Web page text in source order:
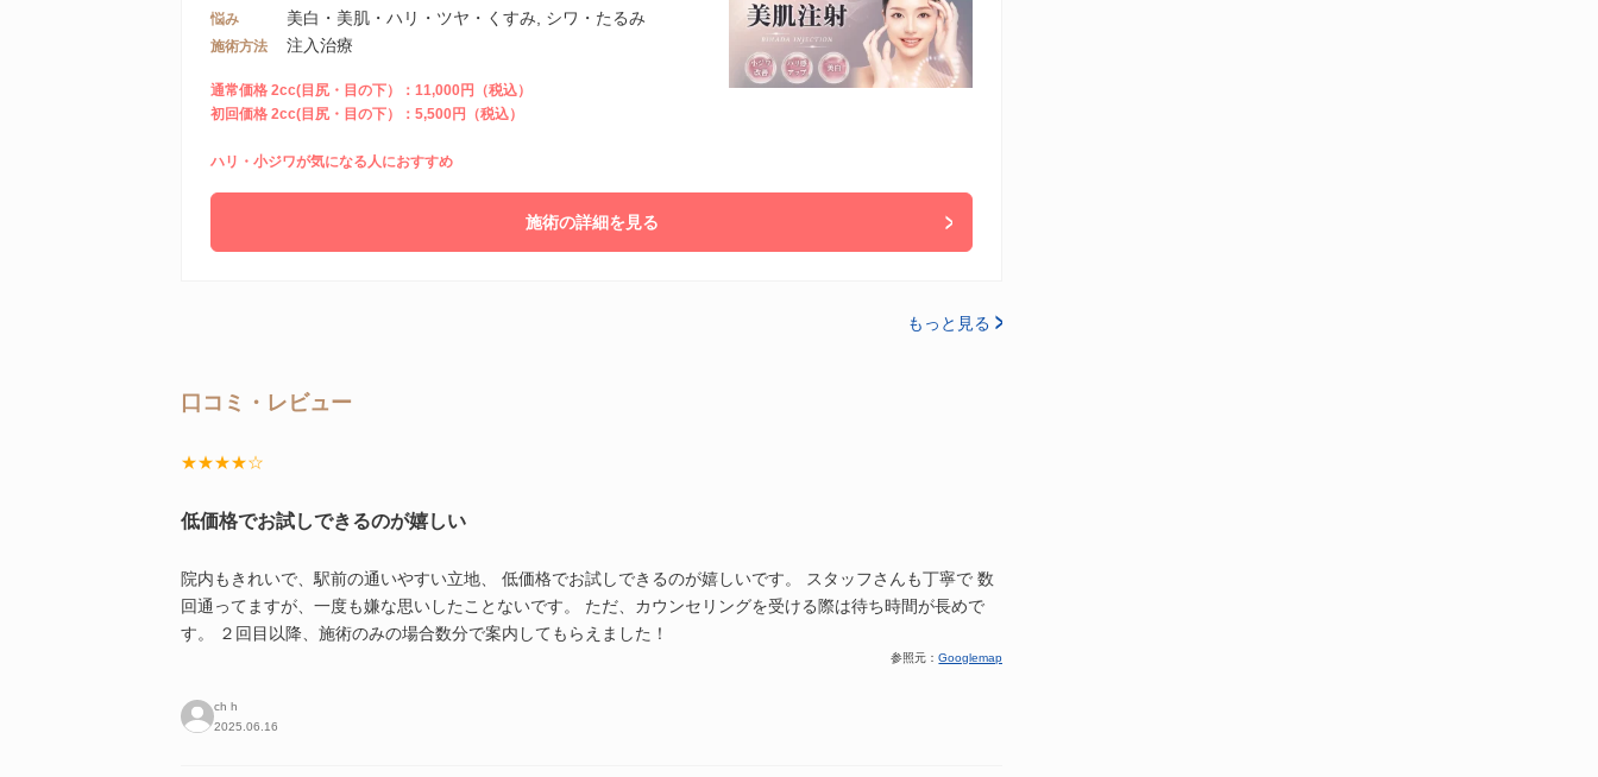
悩み 美白・美肌・ハリ・ツヤ・くすみ, シワ・たるみ
施術方法 注入治療
通常価格 2cc(目尻・目の下）：11,000円（税込）
初回価格 2cc(目尻・目の下）：5,500円（税込）
ハリ・小ジワが気になる人におすすめ
施術の詳細を見る
もっと見る
口コミ・レビュー
★★★★☆
低価格でお試しできるのが嬉しい
院内もきれいで、駅前の通いやすい立地、 低価格でお試しできるのが嬉しいです。 スタッフさんも丁寧で 数
回通ってますが、一度も嫌な思いしたことないです。 ただ、カウンセリングを受ける際は待ち時間が長めで
す。 ２回目以降、施術のみの場合数分で案内してもらえました！
参照元：Googlemap
ch h
2025.06.16